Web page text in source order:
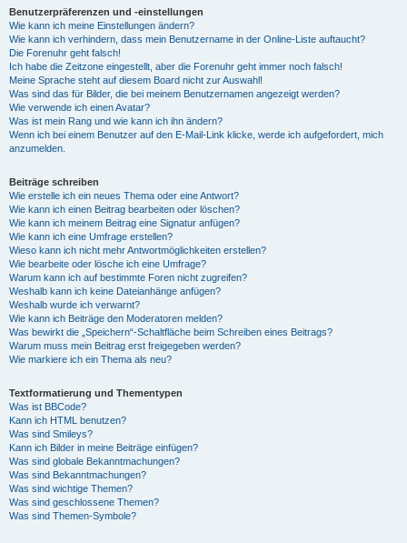
Benutzerpräferenzen und -einstellungen
Wie kann ich meine Einstellungen ändern?
Wie kann ich verhindern, dass mein Benutzername in der Online-Liste auftaucht?
Die Forenuhr geht falsch!
Ich habe die Zeitzone eingestellt, aber die Forenuhr geht immer noch falsch!
Meine Sprache steht auf diesem Board nicht zur Auswahl!
Was sind das für Bilder, die bei meinem Benutzernamen angezeigt werden?
Wie verwende ich einen Avatar?
Was ist mein Rang und wie kann ich ihn ändern?
Wenn ich bei einem Benutzer auf den E-Mail-Link klicke, werde ich aufgefordert, mich
anzumelden.
Beiträge schreiben
Wie erstelle ich ein neues Thema oder eine Antwort?
Wie kann ich einen Beitrag bearbeiten oder löschen?
Wie kann ich meinem Beitrag eine Signatur anfügen?
Wie kann ich eine Umfrage erstellen?
Wieso kann ich nicht mehr Antwortmöglichkeiten erstellen?
Wie bearbeite oder lösche ich eine Umfrage?
Warum kann ich auf bestimmte Foren nicht zugreifen?
Weshalb kann ich keine Dateianhänge anfügen?
Weshalb wurde ich verwarnt?
Wie kann ich Beiträge den Moderatoren melden?
Was bewirkt die „Speichern“-Schaltfläche beim Schreiben eines Beitrags?
Warum muss mein Beitrag erst freigegeben werden?
Wie markiere ich ein Thema als neu?
Textformatierung und Thementypen
Was ist BBCode?
Kann ich HTML benutzen?
Was sind Smileys?
Kann ich Bilder in meine Beiträge einfügen?
Was sind globale Bekanntmachungen?
Was sind Bekanntmachungen?
Was sind wichtige Themen?
Was sind geschlossene Themen?
Was sind Themen-Symbole?